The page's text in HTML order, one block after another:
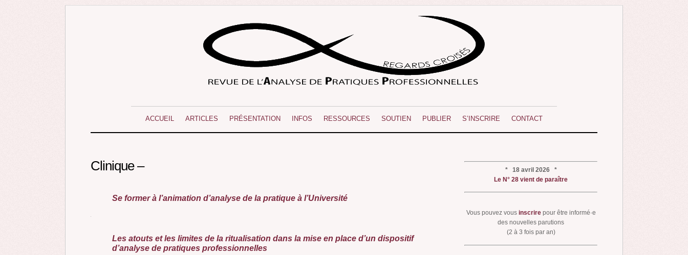
ACCUEIL ARTICLES PRÉSENTATION INFOS RESSOURCES SOUTIEN PUBLIER S’INSCRIRE CONTACT
Clinique –
Se former à l’animation d’analyse de la pratique à l’Université
Les atouts et les limites de la ritualisation dans la mise en place d’un dispositif
d’analyse de pratiques professionnelles
* 18 avril 2026 *
Le N° 28 vient de paraître
Vous pouvez vous inscrire pour être informé·e
des nouvelles parutions
(2 à 3 fois par an)